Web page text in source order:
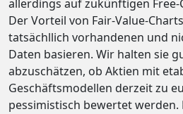
allerdings auf zukünftigen Free-
Der Vorteil von Fair-Value-
tatsächllich vorhandenen und
Daten basieren. Wir halten sie
abzuschätzen, ob Aktien mit
Geschäftsmodellen derzeit zu
pessimistisch bewertet werden.